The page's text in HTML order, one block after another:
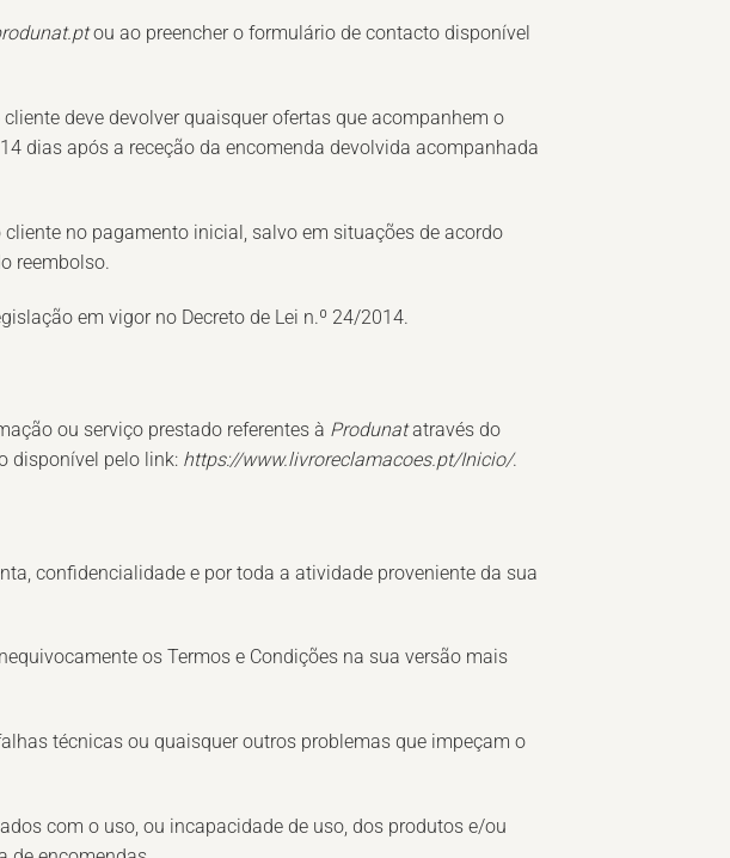
ou ao preencher o formulário de contacto disponível
deve devolver quaisquer ofertas que acompanhem o
dias após a receção da encomenda devolvida acompanhada
no pagamento inicial, salvo em situações de acordo
reembolso.
em vigor no Decreto de Lei n.º 24/2014.
ou serviço prestado referentes à Produnatatravés do
disponível pelo link: https://www.livroreclamacoes.pt/Inicio/.
confidencialidade e por toda a atividade proveniente da sua
os Termos e Condições na sua versão mais
técnicas ou quaisquer outros problemas que impeçam o
com o uso, ou incapacidade de uso, dos produtos e/ou